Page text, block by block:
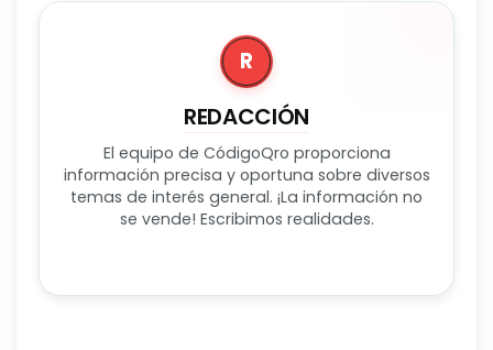
R
REDACCIÓN
El equipo de CódigoQro proporciona
información precisa y oportuna sobre diversos
temas de interés general. ¡La información no
se vende! Escribimos realidades.